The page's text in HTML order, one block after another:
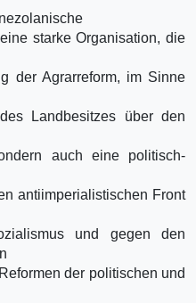
starke Organisation, die
der Agrarreform, im Sinne
Landbesitzes über den
auch eine politisch-
antiimperialistischen Front
und gegen den
der politischen und